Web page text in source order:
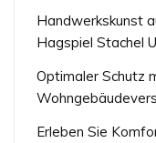
Handwerkskunst
Hagspiel Stachel
Optimaler Schutz
Erleben Sie